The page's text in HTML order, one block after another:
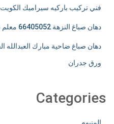
فني تركيب باركيه سيراميك الكويت 66447375 معلم سيراميك و باركيه
دهان صباغ النزهة 66405052 معلم صباغ و تركيب ورق جدران
ورق جدران
Categories
المنيوم